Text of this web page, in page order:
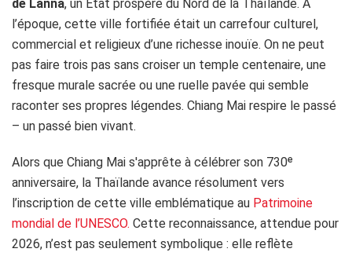
de Lanna, un État prospère du Nord de la Thaïlande. À
l’époque, cette ville fortifiée était un carrefour culturel,
commercial et religieux d’une richesse inouïe. On ne peut
pas faire trois pas sans croiser un temple centenaire, une
fresque murale sacrée ou une ruelle pavée qui semble
raconter ses propres légendes. Chiang Mai respire le passé
– un passé bien vivant.
Alors que Chiang Mai s'apprête à célébrer son 730ᵉ
anniversaire, la Thaïlande avance résolument vers
l’inscription de cette ville emblématique au Patrimoine
mondial de l’UNESCO. Cette reconnaissance, attendue pour
2026, n’est pas seulement symbolique : elle reflète